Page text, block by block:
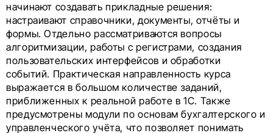
начинают создавать прикладные решения:
настраивают справочники, документы, отчёты и
формы. Отдельно рассматриваются вопросы
алгоритмизации, работы с регистрами, создания
пользовательских интерфейсов и обработки
событий. Практическая направленность курса
выражается в большом количестве заданий,
приближенных к реальной работе в 1С. Также
предусмотрены модули по основам бухгалтерского и
управленческого учёта, что позволяет понимать